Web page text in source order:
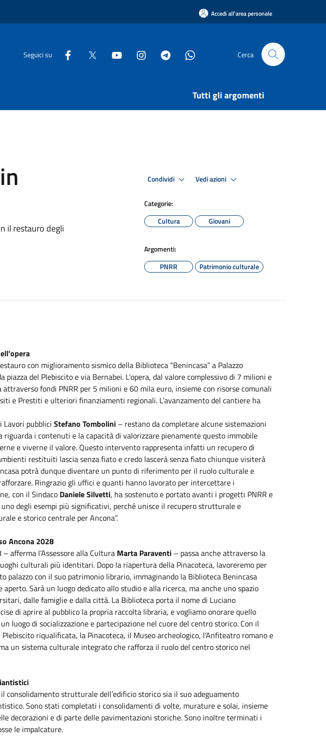
Accedi all'area personale
Seguici su Cerca
Tutti gli argomenti
il restauro degli
Condividi Vedi azioni
Categorie:
Cultura
Giovani
Argomenti:
PNRR
Patrimonio culturale
con miglioramento sismico della Biblioteca “Benincasa” a Palazzo
piazza del Plebiscito e via Bernabei. L’opera, dal valore complessivo di 7 milioni e
fondi PNRR per 5 milioni e 60 mila euro, insieme con risorse comunali
e Prestiti e ulteriori finanziamenti regionali. L’avanzamento del cantiere ha
Lavori pubblici Stefano Tombolini– restano da completare alcune sistemazioni
riguarda i contenuti e la capacità di valorizzare pienamente questo immobile
e viverne il valore. Questo intervento rappresenta infatti un recupero di
restituiti lascia senza fiato e credo lascerà senza fiato chiunque visiterà
potrà dunque diventare un punto di riferimento per il ruolo culturale e
Ringrazio gli uffici e quanti hanno lavorato per intercettare i
con il Sindaco Daniele Silvetti, ha sostenuto e portato avanti i progetti PNRR e
degli esempi più significativi, perché unisce il recupero strutturale e
e storico centrale per Ancona”.
Ancona 2028
afferma l’Assessore alla Cultura Marta Paraventi– passa anche attraverso la
culturali più identitari. Dopo la riapertura della Pinacoteca, lavoreremo per
palazzo con il suo patrimonio librario, immaginando la Biblioteca Benincasa
Sarà un luogo dedicato allo studio e alla ricerca, ma anche uno spazio
dalle famiglie e dalla città. La Biblioteca porta il nome di Luciano
di aprire al pubblico la propria raccolta libraria, e vogliamo onorare quello
luogo di socializzazione e partecipazione nel cuore del centro storico. Con il
riqualificata, la Pinacoteca, il Museo archeologico, l’Anfiteatro romano e
un sistema culturale integrato che rafforza il ruolo del centro storico nel
consolidamento strutturale dell’edificio storico sia il suo adeguamento
Sono stati completati i consolidamenti di volte, murature e solai, insieme
decorazioni e di parte delle pavimentazioni storiche. Sono inoltre terminati i
le impalcature.